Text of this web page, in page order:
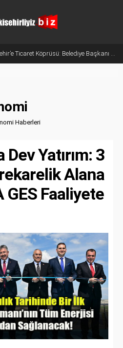
Belçika’dan Eskişehir’e Ticaret Köprüsü: Belediye Başkanı Emir Kır MÜSİAD’ı Ziyaret Etti
Haberleri
Dev Yatırım: 3
Alana
GES Faaliyete